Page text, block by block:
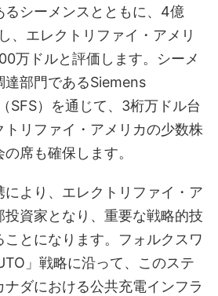
るシーメンスとともに、4億
、エレクトリファイ・アメリ
万ドルと評価します。シーメ
達部門であるSiemens
SFS）を通じて、3桁万ドル台
リファイ・アメリカの少数株
席も確保します。
により、エレクトリファイ・ア
投資家となり、重要な戦略的技
とになります。フォルクスワ
」戦略に沿って、このステ
ナダにおける公共充電インフラ